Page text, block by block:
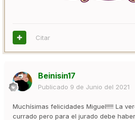
Citar
Beinisin17
Publicado 9 de Junio del 2021
Muchísimas felicidades Miguel!!!!! La
currado pero para el jurado debe